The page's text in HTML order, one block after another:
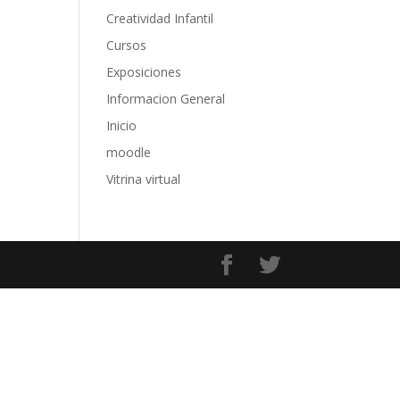
Creatividad Infantil
Cursos
Exposiciones
Informacion General
Inicio
moodle
Vitrina virtual